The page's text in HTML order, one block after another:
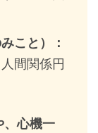
こと）：
間関係円
、心機一